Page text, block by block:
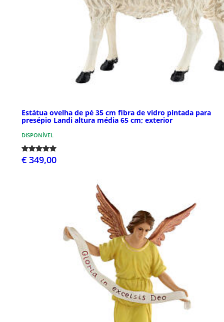
Estátua ovelha de pé 35 cm fibra de vidro pintada para
presépio Landi altura média 65 cm; exterior
DISPONÍVEL
€ 349,00